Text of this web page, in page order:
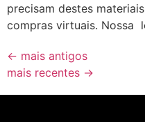
precisam destes
compras virtuais. Nossa
← mais antigos
mais recentes →